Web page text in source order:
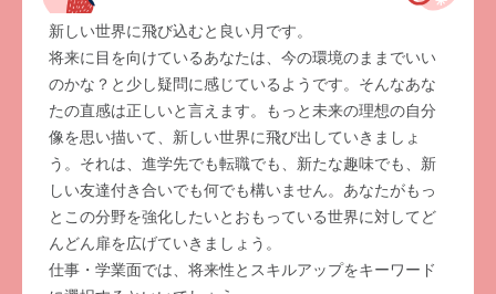
新しい世界に飛び込むと良い月です。
将来に目を向けているあなたは、今の環境のままでいい
のかな？と少し疑問に感じているようです。そんなあな
たの直感は正しいと言えます。もっと未来の理想の自分
像を思い描いて、新しい世界に飛び出していきましょ
う。それは、進学先でも転職でも、新たな趣味でも、新
しい友達付き合いでも何でも構いません。あなたがもっ
とこの分野を強化したいとおもっている世界に対してど
んどん扉を広げていきましょう。
仕事・学業面では、将来性とスキルアップをキーワード